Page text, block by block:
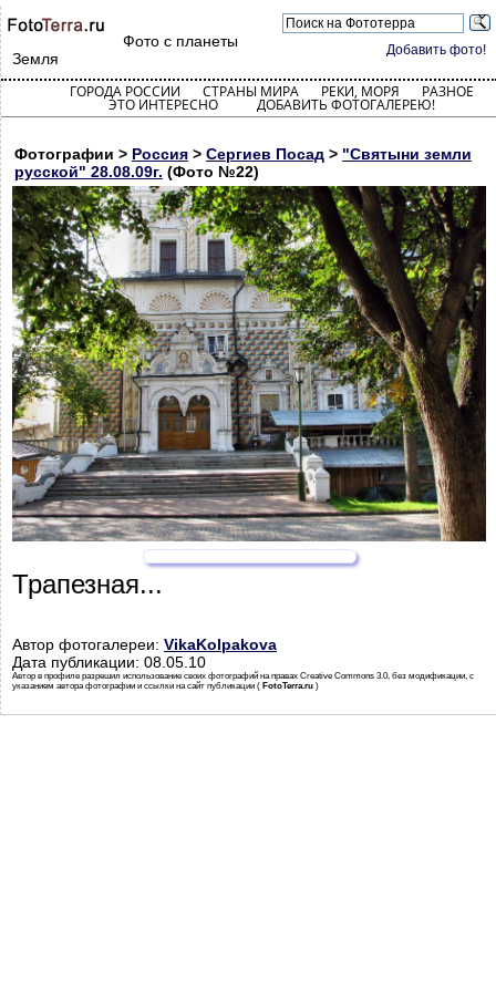
Добавить фото!
Фото с планеты
Земля
ГОРОДА РОССИИ СТРАНЫ МИРА РЕКИ, МОРЯ РАЗНОЕ
ЭТО ИНТЕРЕСНО ДОБАВИТЬ ФОТОГАЛЕРЕЮ!
Фотографии > Россия > Сергиев Посад > "Святыни земли
русской" 28.08.09г. (Фото №22)
Трапезная...
Автор фотогалереи: VikaKolpakova
Дата публикации: 08.05.10
Автор в профиле разрешил использование своих фотографий на правах Creative Commons 3.0, без модификации, с
указанием автора фотографии и ссылки на сайт публикации ( FotoTerra.ru )